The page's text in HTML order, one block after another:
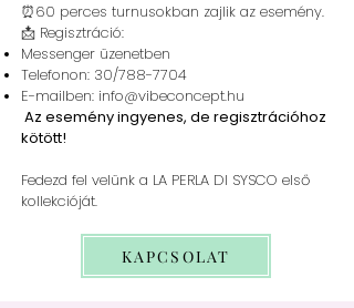
⏰60 perces turnusokban zajlik az esemény.
📩 Regisztráció:
Messenger üzenetben
Telefonon: 30/788-7704
E-mailben: info@vibeconcept.hu
Az esemény ingyenes, de regisztrációhoz
kötött!
Fedezd fel velünk a LA PERLA DI SYSCO első
kollekcióját.
KAPCSOLAT